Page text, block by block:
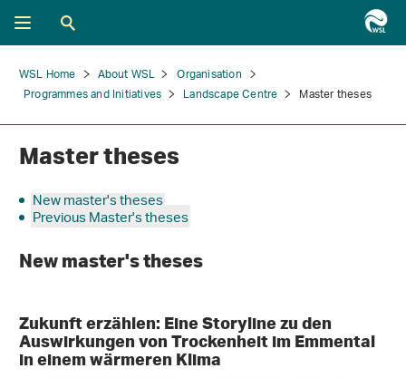
WSL Home About WSL
Organisation
Programmes and Initiatives
Landscape Centre Master theses
Master theses
New master's theses
Previous Master's theses
New master's theses
Zukunft erzählen: Eine Storyline zu den
Auswirkungen von Trockenheit im Emmental
in einem wärmeren Klima